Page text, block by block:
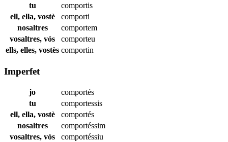
tu
comportis
ell, ella, vostè
comporti
nosaltres
comportem
vosaltres, vós
comporteu
ells, elles, vostès comportin
Imperfet
jo
comportés
tu
comportessis
ell, ella, vostè
comportés
nosaltres
comportéssim
vosaltres, vós
comportéssiu